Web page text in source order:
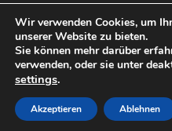
Datenschutz Google Analytics
© 2020Welt Rezept - design with ♥
Wir verwenden Cookies, um
unserer Website zu bieten.
Sie können mehr darüber
verwenden, oder sie unter
settings.
Akzeptieren Ablehnen